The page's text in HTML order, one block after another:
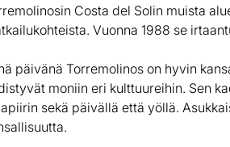
Costa del Solin muista
Vuonna 1988 se
päivänä Torremolinos on hyvin
moniin eri kulttuureihin. Sen
sekä päivällä että yöllä.